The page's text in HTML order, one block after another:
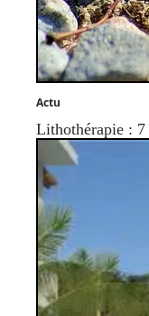
Actu
Lithothérapie :